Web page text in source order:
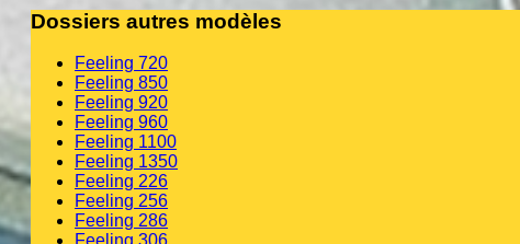
Dossiers autres modèles
Feeling 720
Feeling 850
Feeling 920
Feeling 960
Feeling 1100
Feeling 1350
Feeling 226
Feeling 256
Feeling 286